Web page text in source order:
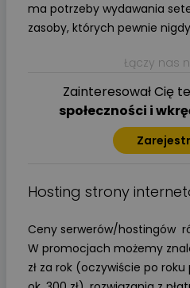
ma potrzeby wydawania
zasoby, których pewnie
Łączy nas
Zainteresował Cię
społeczności i
Hosting strony
Ceny serwerów/hostingów
W promocjach możemy
zł za rok (oczywiście po